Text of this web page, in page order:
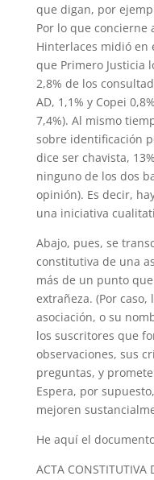
que digan, por
Por lo que concierne
Hinterlaces midió en
que Primero Justicia
2,8% de los
AD, 1,1% y Copei
7,4%). Al mismo
sobre identificación
dice ser chavista,
ninguno de los dos
opinión). Es decir,
una iniciativa
Abajo, pues, se
constitutiva de una
más de un punto
extrañeza. (Por
asociación, o su
los suscritores que
observaciones, sus
preguntas, y
Espera, por
mejoren
He aquí el
ACTA CONSTITUTIVA